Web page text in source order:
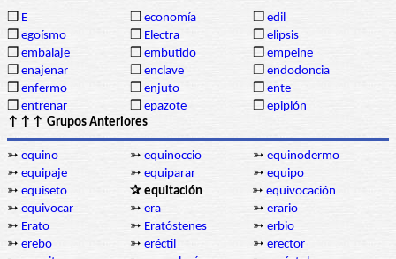
❒ E ❒ economía ❒ edil
❒ egoísmo ❒ Electra ❒ elipsis
❒ embalaje ❒ embutido ❒ empeine
❒ enajenar ❒ enclave ❒ endodoncia
❒ enfermo ❒ enjuto ❒ ente
❒ entrenar ❒ epazote ❒ epiplón
↑↑↑ Grupos Anteriores
➳ equino ➳ equinoccio ➳ equinodermo
➳ equipaje ➳ equiparar ➳ equipo
➳ equiseto ✰ equitación ➳ equivocación
➳ equivocar ➳ era ➳ erario
➳ Erato ➳ Eratóstenes ➳ erbio
➳ erebo ➳ eréctil ➳ erector